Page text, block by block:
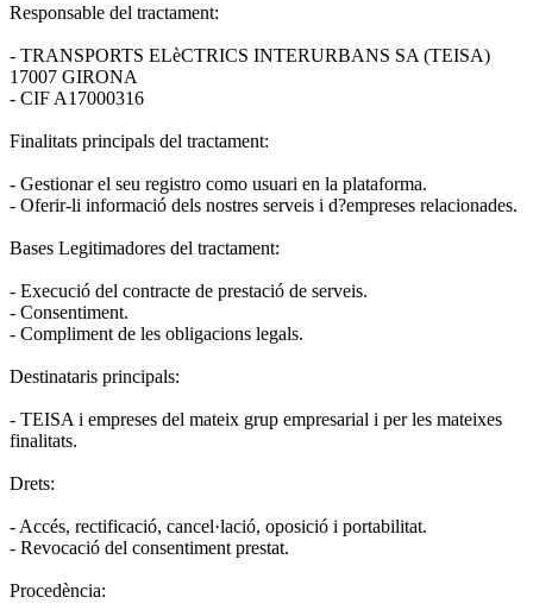
Responsable del tractament:
- TRANSPORTS ELèCTRICS INTERURBANS SA (TEISA)
17007 GIRONA
- CIF A17000316
Finalitats principals del tractament:
- Gestionar el seu registro como usuari en la plataforma.
- Oferir-li informació dels nostres serveis i d?empreses relacionades.
Bases Legitimadores del tractament:
- Execució del contracte de prestació de serveis.
- Consentiment.
- Compliment de les obligacions legals.
Destinataris principals:
- TEISA i empreses del mateix grup empresarial i per les mateixes
finalitats.
Drets:
- Accés, rectificació, cancel·lació, oposició i portabilitat.
- Revocació del consentiment prestat.
Procedència: